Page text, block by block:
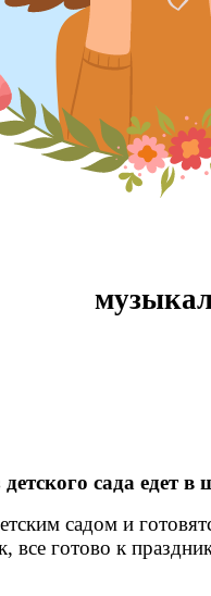
сада едет в
садом и
готово к